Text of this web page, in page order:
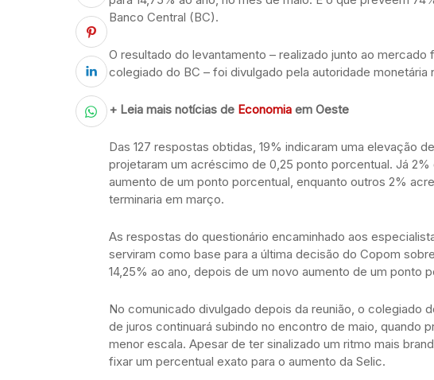
Banco Central (BC).
O resultado do levantamento – realizado junto ao
colegiado do BC – foi divulgado pela autoridade monetária
+ Leia mais notícias de Economia em Oeste
Das 127 respostas obtidas, 19% indicaram uma elevação
projetaram um acréscimo de 0,25 ponto porcentual. Já
aumento de um ponto porcentual, enquanto outros 2%
terminaria em março.
As respostas do questionário encaminhado aos
serviram como base para a última decisão do Copom
14,25% ao ano, depois de um novo aumento de um ponto
No comunicado divulgado depois da reunião, o colegiado
de juros continuará subindo no encontro de maio, quando
menor escala. Apesar de ter sinalizado um ritmo mais
fixar um percentual exato para o aumento da Selic.